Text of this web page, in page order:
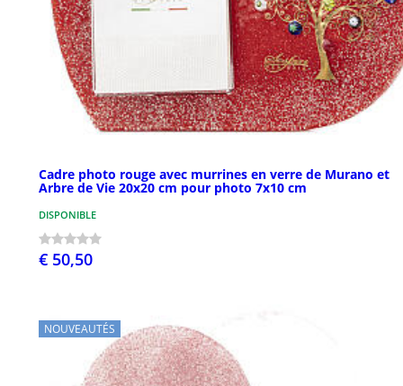
Cadre photo rouge avec murrines en verre de Murano et
Arbre de Vie 20x20 cm pour photo 7x10 cm
DISPONIBLE
€ 50,50
NOUVEAUTÉS